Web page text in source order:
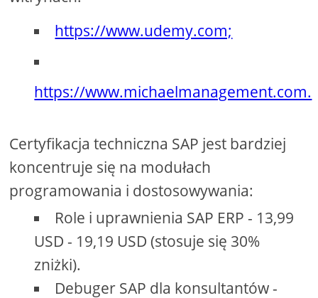
https://www.udemy.com;
https://www.michaelmanagement.com.
Certyfikacja techniczna SAP jest bardziej
koncentruje się na modułach
programowania i dostosowywania:
Role i uprawnienia SAP ERP - 13,99
USD - 19,19 USD (stosuje się 30%
zniżki).
Debuger SAP dla konsultantów -